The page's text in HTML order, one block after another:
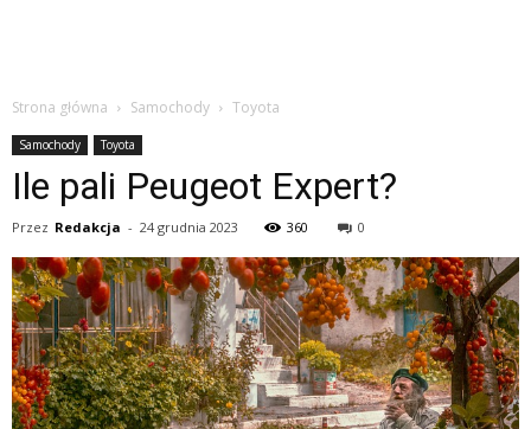
Strona główna Samochody Toyota
Samochody Toyota
Ile pali Peugeot Expert?
Przez Redakcja - 24 grudnia 2023 360 0